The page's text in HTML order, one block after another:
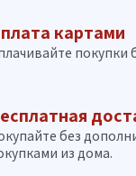
картами
покупки
без
из дома.